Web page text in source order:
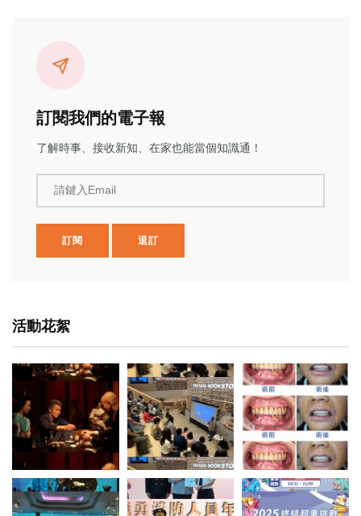
訂閱我們的電子報
了解時事、接收新知、在家也能當個知識通！
請鍵入Email
訂閱 退訂
活動花絮